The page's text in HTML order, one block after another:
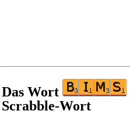
Das Wort
Scrabble-Wort